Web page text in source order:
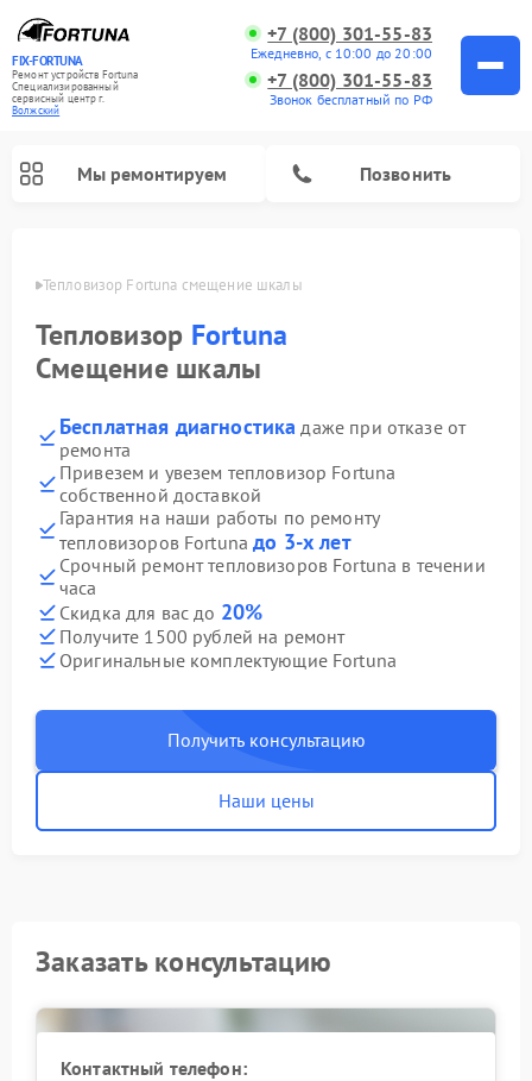
FIX-FORTUNA
Ремонт устройств Fortuna
Специализированный
cервисный центр г.
Волжский
+7 (800) 301-55-83
Ежедневно, с 10:00 до 20:00
+7 (800) 301-55-83
Звонок бесплатный по РФ
Мы ремонтируем Позвонить
Тепловизор Fortuna смещение шкалы
Тепловизор Fortuna
Смещение шкалы
Бесплатная диагностика даже при отказе от
ремонта
Привезем и увезем тепловизор Fortuna
собственной доставкой
Гарантия на наши работы по ремонту
тепловизоров Fortunaдо 3-х лет
Срочный ремонт тепловизоров Fortuna в течении
часа
Скидка для вас до 20%
Получите 1500 рублей на ремонт
Оригинальные комплектующие Fortuna
Получить консультацию
Наши цены
Заказать консультацию
Контактный телефон: